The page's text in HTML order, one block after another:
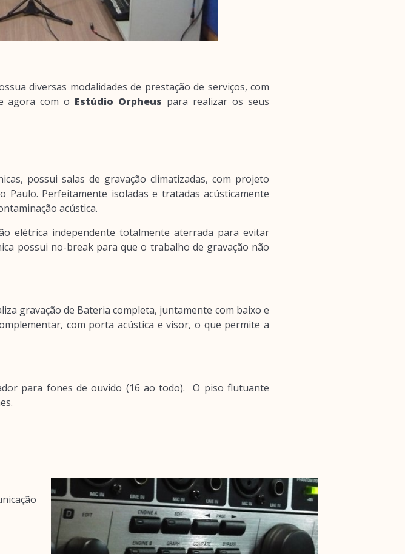
diversas modalidades de prestação de serviços, com
agora com o Estúdio Orpheus para realizar os seus
possui salas de gravação climatizadas, com projeto
Paulo. Perfeitamente isoladas e tratadas acústicamente
acústica.
elétrica independente totalmente aterrada para evitar
possui no-break para que o trabalho de gravação não
gravação de Bateria completa, juntamente com baixo e
com porta acústica e visor, o que permite a
para fones de ouvido (16 ao todo). O piso flutuante